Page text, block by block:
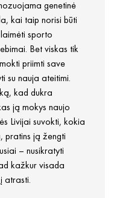
genetinė
kai taip norisi būti
sporto
Bet viskas tik
priimti save
su nauja ateitimi.
kad dukra
ją mokys naujo
Livijai suvokti, kokia
pratins ją žengti
– nusikratyti
kažkur visada
atrasti.